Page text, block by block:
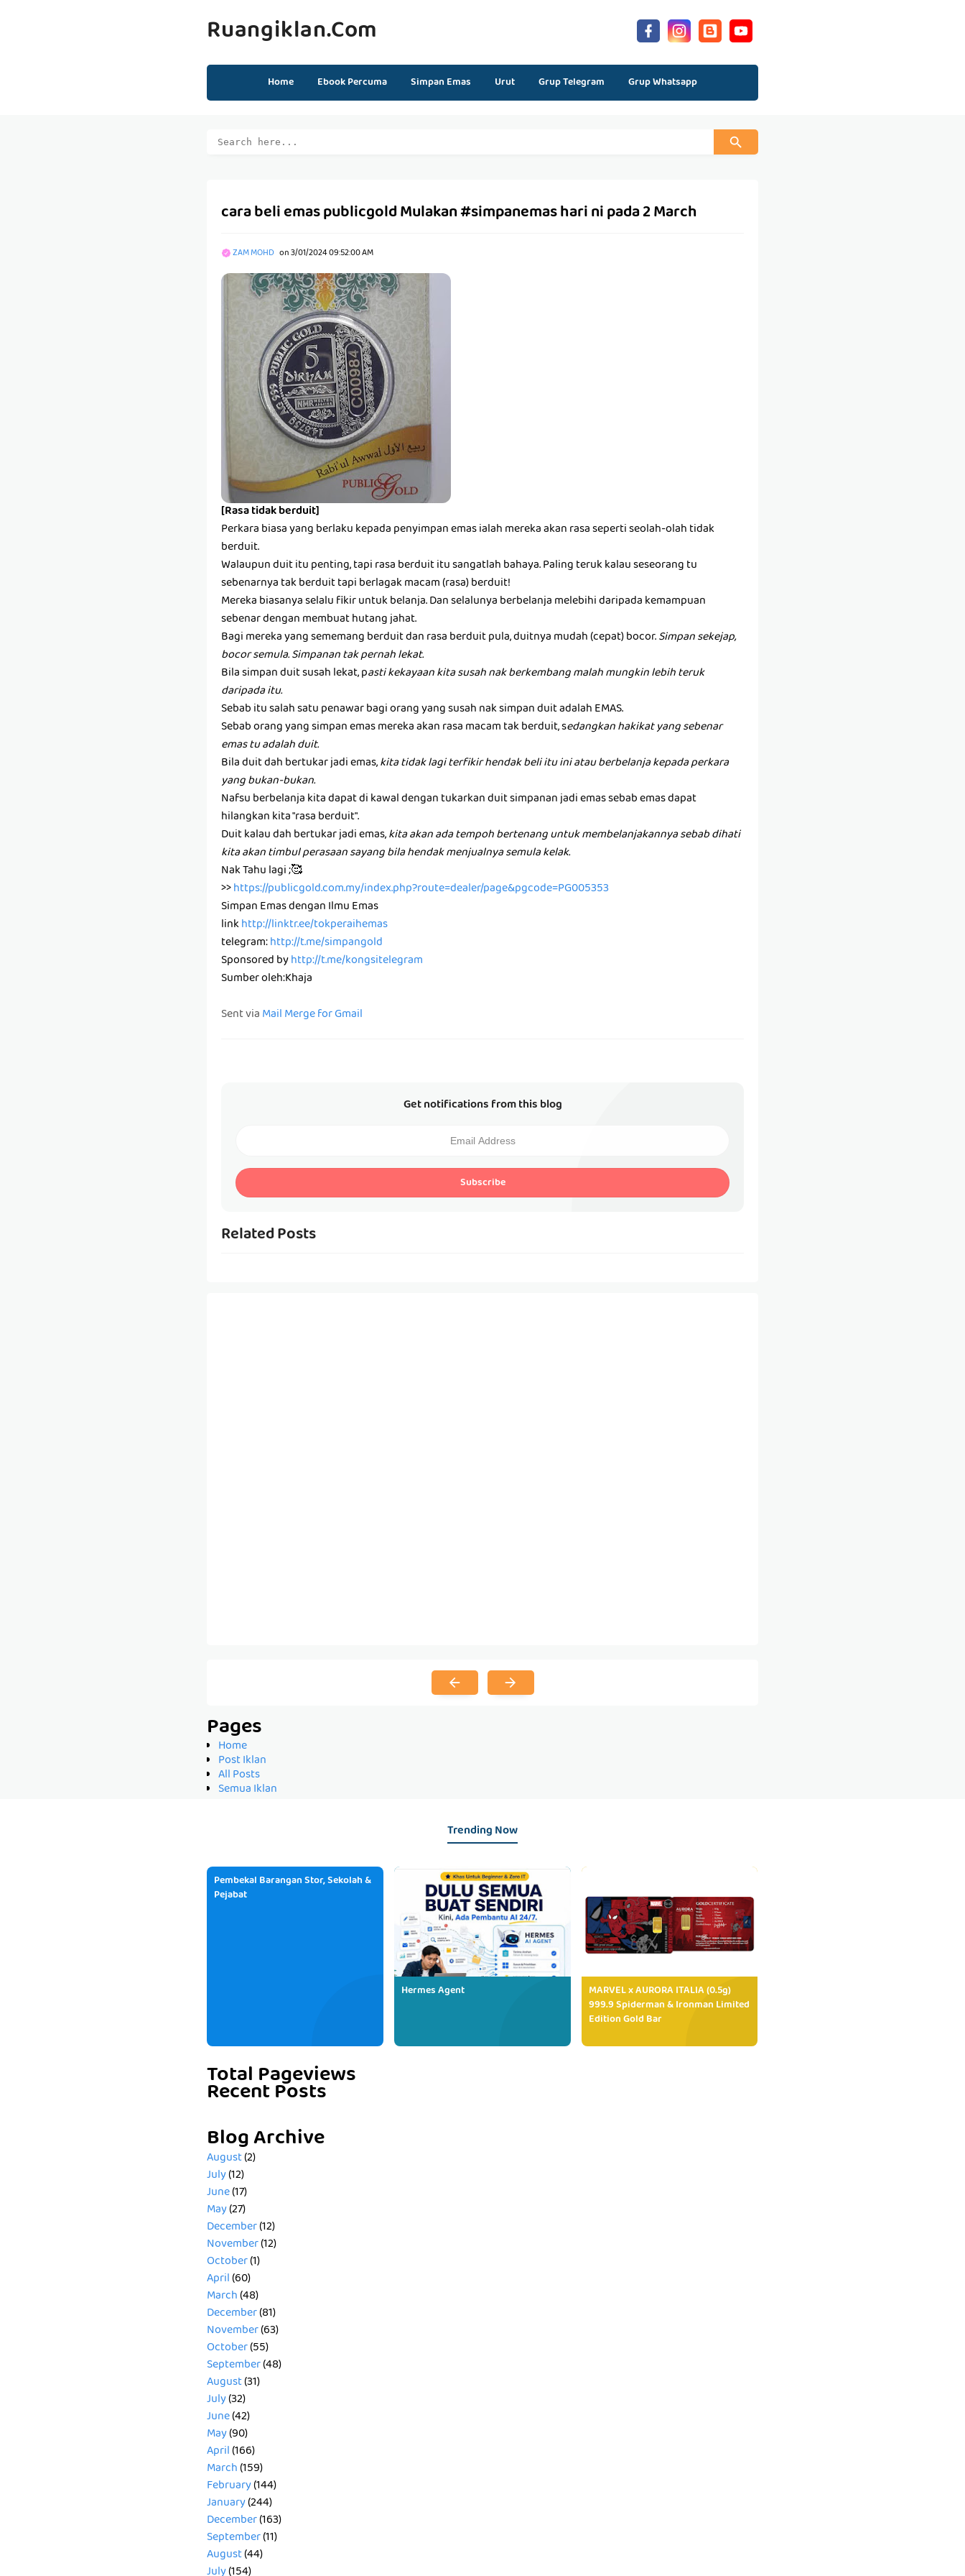
Ruangiklan.com
Home Ebook Percuma Simpan Emas Urut Grup Telegram Grup Whatsapp
cara beli emas publicgold Mulakan #simpanemas hari ni pada 2 March
ZAM MOHD on3/01/2024 09:52:00 AM
[Rasa tidak berduit]
Perkara biasa yang berlaku kepada penyimpan emas ialah mereka akan rasa seperti seolah-olah tidak
berduit.
Walaupun duit itu penting, tapi rasa berduit itu sangatlah bahaya. Paling teruk kalau seseorang tu
sebenarnya tak berduit tapi berlagak macam (rasa) berduit!
Mereka biasanya selalu fikir untuk belanja. Dan selalunya berbelanja melebihi daripada kemampuan
sebenar dengan membuat hutang jahat.
Bagi mereka yang sememang berduit dan rasa berduit pula, duitnya mudah (cepat) bocor.Simpan sekejap,
bocor semula. Simpanan tak pernah lekat.
Bila simpan duit susah lekat, pasti kekayaan kita susah nak berkembang malah mungkin lebih teruk
daripada itu.
Sebab itu salah satu penawar bagi orang yang susah nak simpan duit adalah EMAS.
Sebab orang yang simpan emas mereka akan rasa macam tak berduit, sedangkan hakikat yang sebenar
emas tu adalah duit.
Bila duit dah bertukar jadi emas,kita tidak lagi terfikir hendak beli itu ini atau berbelanja kepada perkara
yang bukan-bukan.
Nafsu berbelanja kita dapat di kawal dengan tukarkan duit simpanan jadi emas sebab emas dapat
hilangkan kita "rasa berduit".
Duit kalau dah bertukar jadi emas,kita akan ada tempoh bertenang untuk membelanjakannya sebab dihati
kita akan timbul perasaan sayang bila hendak menjualnya semula kelak.
Nak Tahu lagi ;🥰
>>https://publicgold.com.my/index.php?route=dealer/page&pgcode=PG005353
Simpan Emas dengan Ilmu Emas
linkhttp://linktr.ee/tokperaihemas
telegram:http://t.me/simpangold
Sponsored byhttp://t.me/kongsitelegram
Sumber oleh:Khaja
Sent viaMail Merge for Gmail
Get notifications from this blog
Subscribe
Related Posts
Pages
Home
Post Iklan
All Posts
Semua Iklan
Trending Now
Pembekal Barangan Stor, Sekolah &
Pejabat
Hermes Agent
MARVEL x AURORA ITALIA (0.5g)
999.9 Spiderman & Ironman Limited
Edition Gold Bar
Total Pageviews
Recent Posts
Blog Archive
August(2)
July(12)
June(17)
May(27)
December(12)
November(12)
October(1)
April(60)
March(48)
December(81)
November(63)
October(55)
September(48)
August(31)
July(32)
June(42)
May(90)
April(166)
March(159)
February(144)
January(244)
December(163)
September(11)
August(44)